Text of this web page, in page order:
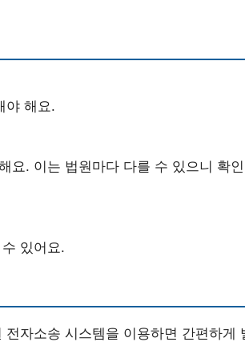
야 해요.
요. 이는 법원마다 다를 수 있으니 확
있어요.
자소송 시스템을 이용하면 간편하게